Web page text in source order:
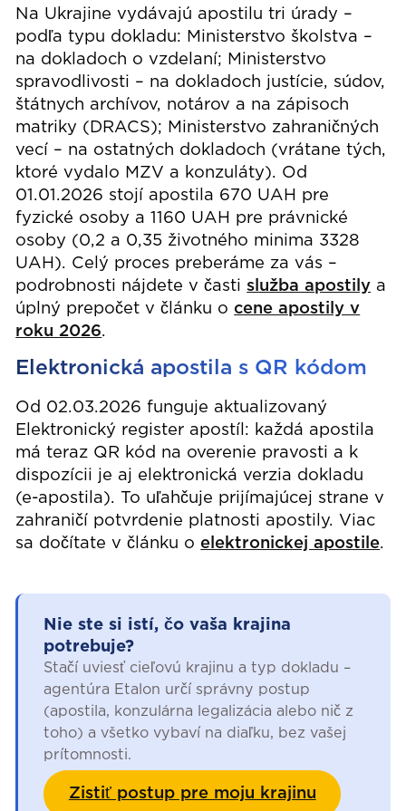
Na Ukrajine vydávajú apostilu tri úrady –
podľa typu dokladu: Ministerstvo školstva –
na dokladoch o vzdelaní; Ministerstvo
spravodlivosti – na dokladoch justície, súdov,
štátnych archívov, notárov a na zápisoch
matriky (DRACS); Ministerstvo zahraničných
vecí – na ostatných dokladoch (vrátane tých,
ktoré vydalo MZV a konzuláty). Od
01.01.2026 stojí apostila 670 UAH pre
fyzické osoby a 1160 UAH pre právnické
osoby (0,2 a 0,35 životného minima 3328
UAH). Celý proces preberáme za vás –
podrobnosti nájdete v častislužba apostily a
úplný prepočet v článku o cene apostily v
roku 2026.
Elektronická apostila s QR kódom
Od 02.03.2026 funguje aktualizovaný
Elektronický register apostíl: každá apostila
má teraz QR kód na overenie pravosti a k
dispozícii je aj elektronická verzia dokladu
(e-apostila). To uľahčuje prijímajúcej strane v
zahraničí potvrdenie platnosti apostily. Viac
sa dočítate v článku o elektronickej apostile.
Nie ste si istí, čo vaša krajina
potrebuje?
Stačí uviesť cieľovú krajinu a typ dokladu –
agentúra Etalon určí správny postup
(apostila, konzulárna legalizácia alebo nič z
toho) a všetko vybaví na diaľku, bez vašej
prítomnosti.
Zistiť postup pre moju krajinu